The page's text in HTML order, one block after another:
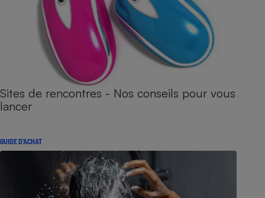
Sites de rencontres - Nos conseils pour vous
lancer
GUIDE D'ACHAT